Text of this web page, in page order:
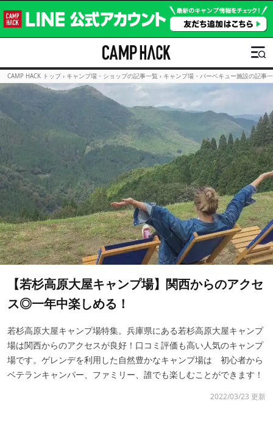
CAMP HACK トップ › キャンプ場・ショップの記事一覧 › キャンプ場・バーベキュー施設の記事
【若杉高原大屋キャンプ場】関西からのアクセ
ス◎一年中楽しめる！
若杉高原大屋キャンプ場特集。兵庫県にある若杉高原大屋キャンプ
場は関西からのアクセスが良好！口コミ評価も高い人気のキャンプ
場です。ゲレンデを利用した自然豊かなキャンプ場は 初心者から
ベテランキャンパー、ファミリー、誰でも楽しむことができます！
2022/03/23 更新